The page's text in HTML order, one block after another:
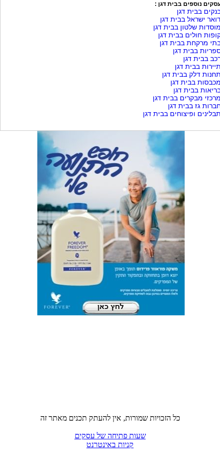
נוספים בבית דגן :
בבית דגן
ישראל בבית דגן
שלטון בבית דגן
חולים בבית דגן
מרקחת בבית דגן
בבית דגן
בבית דגן
בבית דגן
דלק בבית דגן
בבית דגן
בבית דגן
מבקרים בבית דגן
גז בבית דגן
ופיצוחים בבית דגן
כל הזכויות שמורות, אין להעתק תכנים מאתר זה
שעות פתיחה של עסקים
קניות באינטרנט